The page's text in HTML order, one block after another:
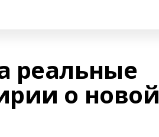
реальные
о новой